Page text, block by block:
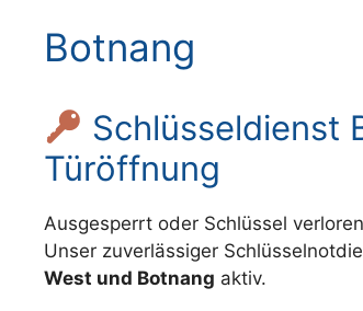
Botnang
Schlüsseldienst
Türöffnung
Ausgesperrt oder Schlüssel
Unser zuverlässiger
West und Botnang aktiv.